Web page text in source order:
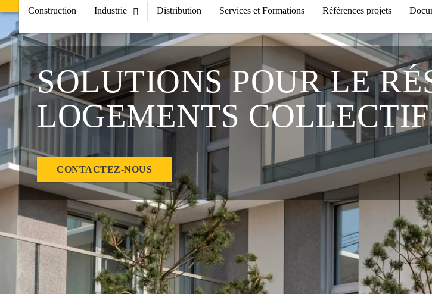
Construction Industrie Distribution Services et Formations Références projets
SOLUTIONS POUR LE
LOGEMENTS
CONTACTEZ-NOUS